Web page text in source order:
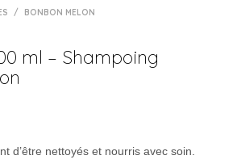
/ BONBON MELON
ml – Shampoing
d’être nettoyés et nourris avec soin.